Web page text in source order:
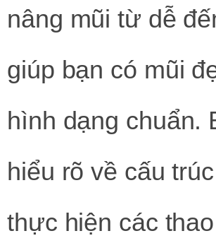
nâng mũi từ dễ
giúp bạn có mũi
hình dạng chuẩn.
hiểu rõ về cấu
thực hiện các